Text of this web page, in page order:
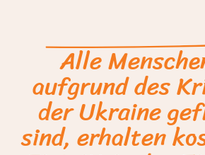
Alle
aufgrund des
der Ukraine
sind, erhalten